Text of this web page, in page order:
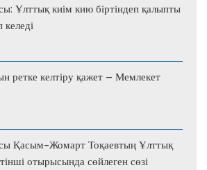
Ұлттық киім кию біртіндеп қалыпты
келеді
ретке келтіру қажет – Мемлекет
Қасым-Жомарт Тоқаевтың Ұлттық
отырысында сөйлеген сөзі